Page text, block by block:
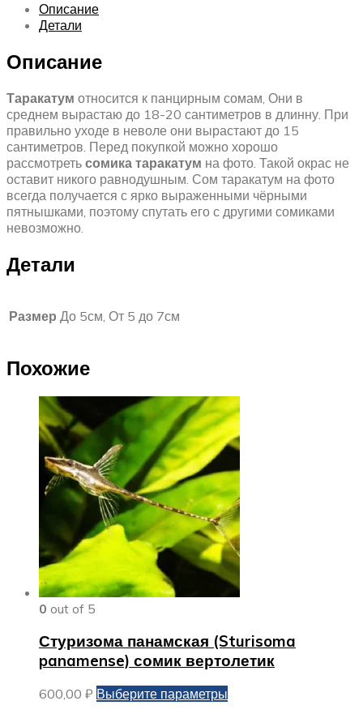
Описание
Детали
Описание
Таракатум относится к панцирным сомам, Они в
среднем вырастаю до 18-20 сантиметров в длинну. При
правильно уходе в неволе они вырастают до 15
сантиметров. Перед покупкой можно хорошо
рассмотреть сомика таракатум на фото. Такой окрас не
оставит никого равнодушным. Сом таракатум на фото
всегда получается с ярко выраженными чёрными
пятнышками, поэтому спутать его с другими сомиками
невозможно.
Детали
Размер До 5см, От 5 до 7см
Похожие
0 out of 5
Стуризома панамская (Sturisoma
panamense) сомик вертолетик
600,00 ₽ Выберите параметры